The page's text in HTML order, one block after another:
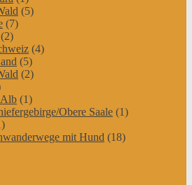
(5)
(7)
(2)
(4)
(5)
(2)
Alb (1)
Obere Saale (1)
mit Hund (18)